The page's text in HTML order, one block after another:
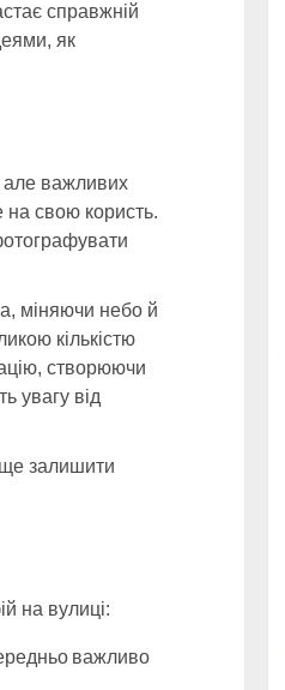
справжній
як
але важливих
на свою користь.
міняючи небо й
кількістю
створюючи
увагу від
залишити
на вулиці:
важливо